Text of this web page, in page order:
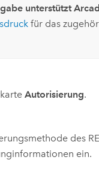
unterstützt
für das
Autorisierung.
des
ein.